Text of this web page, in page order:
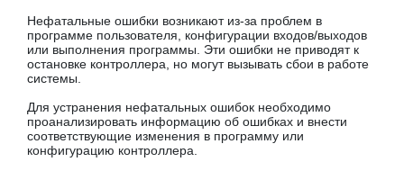
Нефатальные ошибки возникают из-за проблем в
программе пользователя, конфигурации входов/выходов
или выполнения программы. Эти ошибки не приводят к
остановке контроллера, но могут вызывать сбои в работе
системы.
Для устранения нефатальных ошибок необходимо
проанализировать информацию об ошибках и внести
соответствующие изменения в программу или
конфигурацию контроллера.